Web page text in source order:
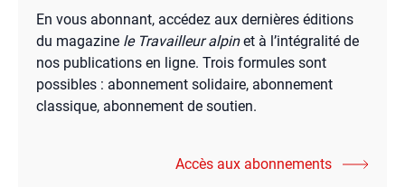
En vous abonnant, accédez aux dernières éditions
du magazine le Travailleur alpinet à l’intégralité de
nos publications en ligne. Trois formules sont
possibles : abonnement solidaire, abonnement
classique, abonnement de soutien.
Accès aux abonnements